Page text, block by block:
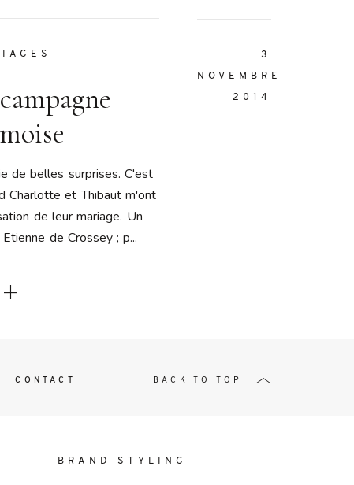
3
NOVEMBRE
2014
de belles surprises. C'est
Charlotte et Thibaut m'ont
de leur mariage. Un
de Crossey ; p...
CONTACT BACK TO TOP
BRAND STYLING